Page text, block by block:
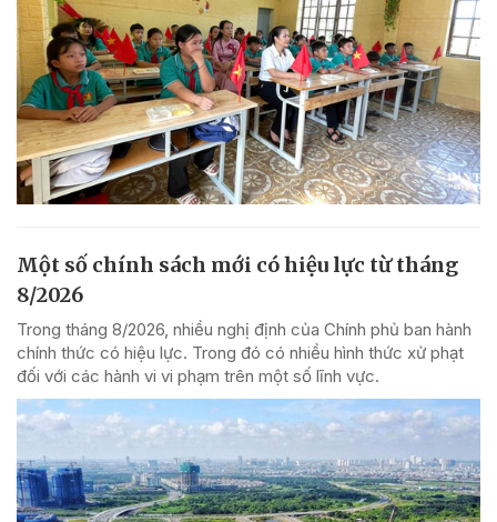
Một số chính sách mới có hiệu lực từ tháng
8/2026
Trong tháng 8/2026, nhiều nghị định của Chính phủ ban hành
chính thức có hiệu lực. Trong đó có nhiều hình thức xử phạt
đối với các hành vi vi phạm trên một số lĩnh vực.